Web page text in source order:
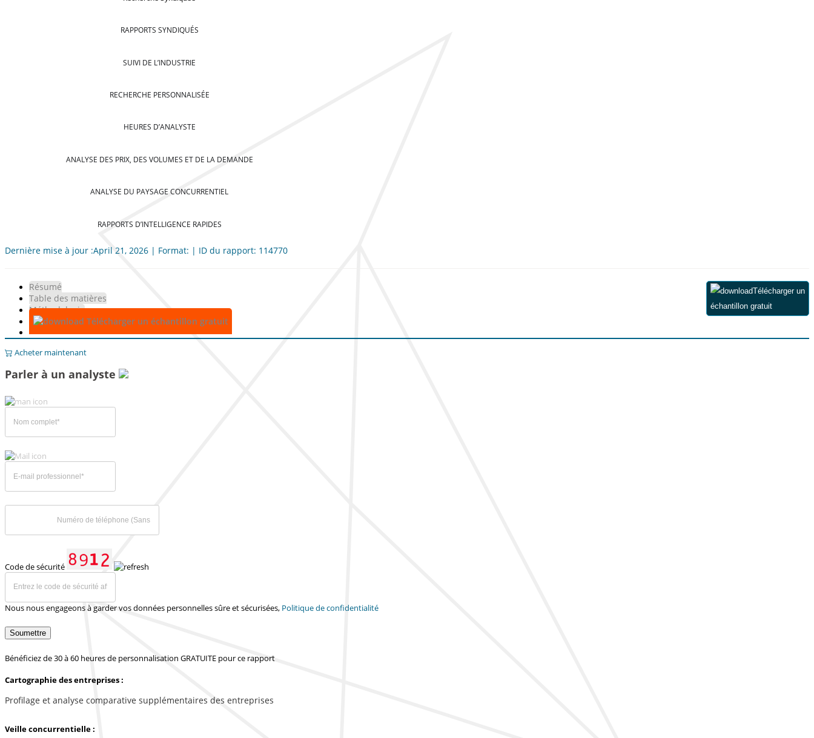
RAPPORTS SYNDIQUÉS
SUIVI DE L’INDUSTRIE
RECHERCHE PERSONNALISÉE
HEURES D’ANALYSTE
ANALYSE DES PRIX, DES VOLUMES ET DE LA DEMANDE
ANALYSE DU PAYSAGE CONCURRENTIEL
RAPPORTS D’INTELLIGENCE RAPIDES
Dernière mise à jour :April 21, 2026 | Format: | ID du rapport: 114770
Résumé
Table des matières
Méthodologie
Télécharger un échantillon gratuit
Télécharger un
échantillon gratuit
Acheter maintenant
Parler à un analyste
Code de sécurité
Nous nous engageons à garder vos données personnelles sûre et sécurisées, Politique de confidentialité
Soumettre
Bénéficiez de 30 à 60 heures de personnalisation GRATUITE pour ce rapport
Cartographie des entreprises :
Profilage et analyse comparative supplémentaires des entreprises
Veille concurrentielle :